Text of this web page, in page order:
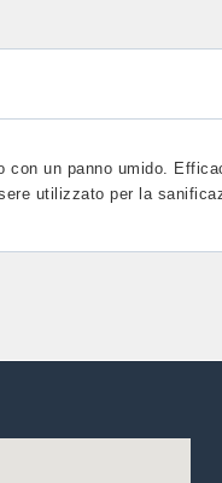
un panno umido.
utilizzato per la